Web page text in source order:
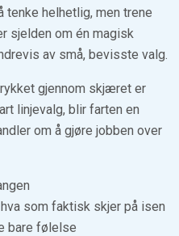
helhetlig, men trene
sjelden om én magisk
av små, bevisste valg.
gjennom skjæret er
linjevalg, blir farten en
om å gjøre jobben over
som faktisk skjer på isen
bare følelse